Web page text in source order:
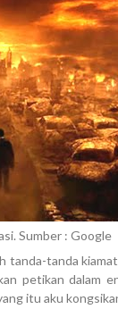
Sumber : Google
tanda-tanda
petikan dalam
itu aku